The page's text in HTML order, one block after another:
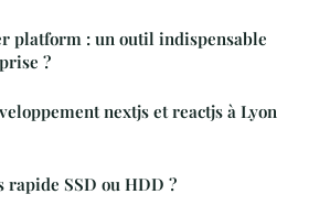
platform : un outil indispensable
?
nextjs et reactjs à Lyon
rapide SSD ou HDD ?